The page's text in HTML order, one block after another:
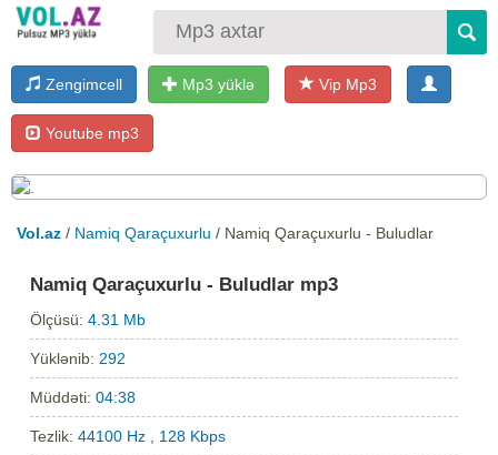
Zengimcell Mp3 yüklə Vip Mp3
Youtube mp3
Vol.az / Namiq Qaraçuxurlu / Namiq Qaraçuxurlu - Buludlar
Namiq Qaraçuxurlu - Buludlar mp3
Ölçüsü:4.31 Mb
Yüklənib: 292
Müddəti:04:38
Tezlik:44100 Hz , 128 Kbps